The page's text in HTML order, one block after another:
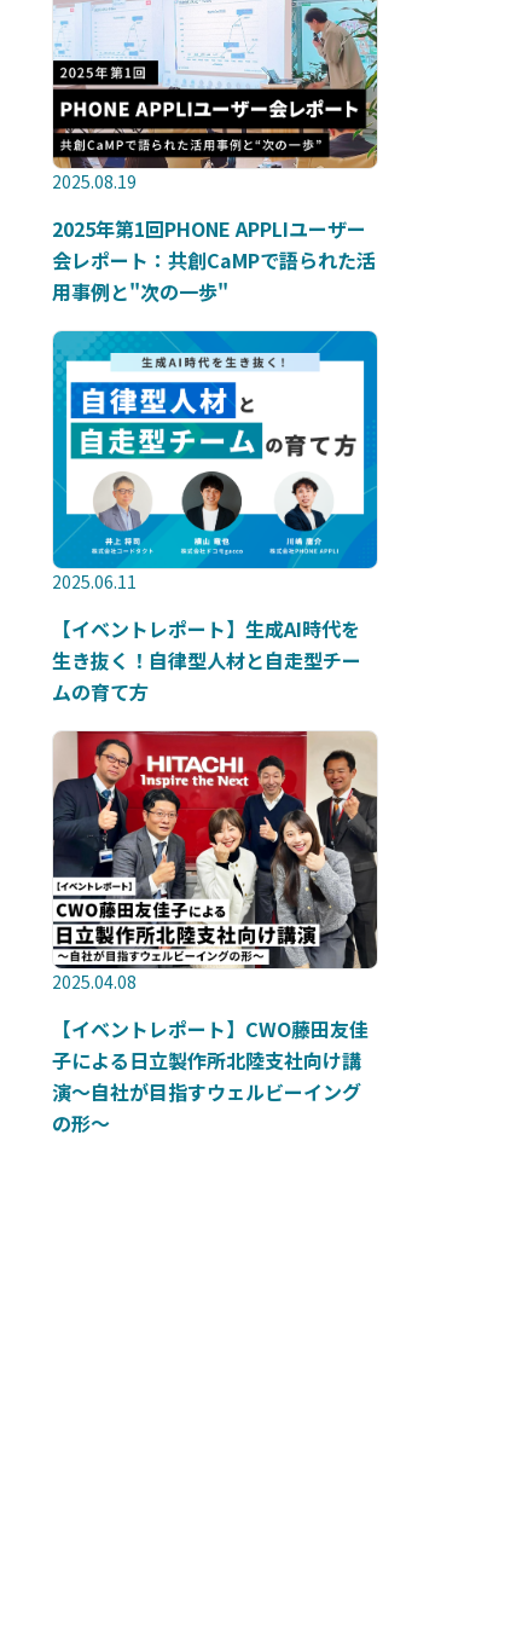
2025.08.19
2025年第1回PHONE APPLIユーザー
会レポート：共創CaMPで語られた活
用事例と"次の一歩"
2025.06.11
【イベントレポート】生成AI時代を
生き抜く！自律型人材と自走型チー
ムの育て方
2025.04.08
【イベントレポート】CWO藤田友佳
子による日立製作所北陸支社向け講
演～自社が目指すウェルビーイング
の形～